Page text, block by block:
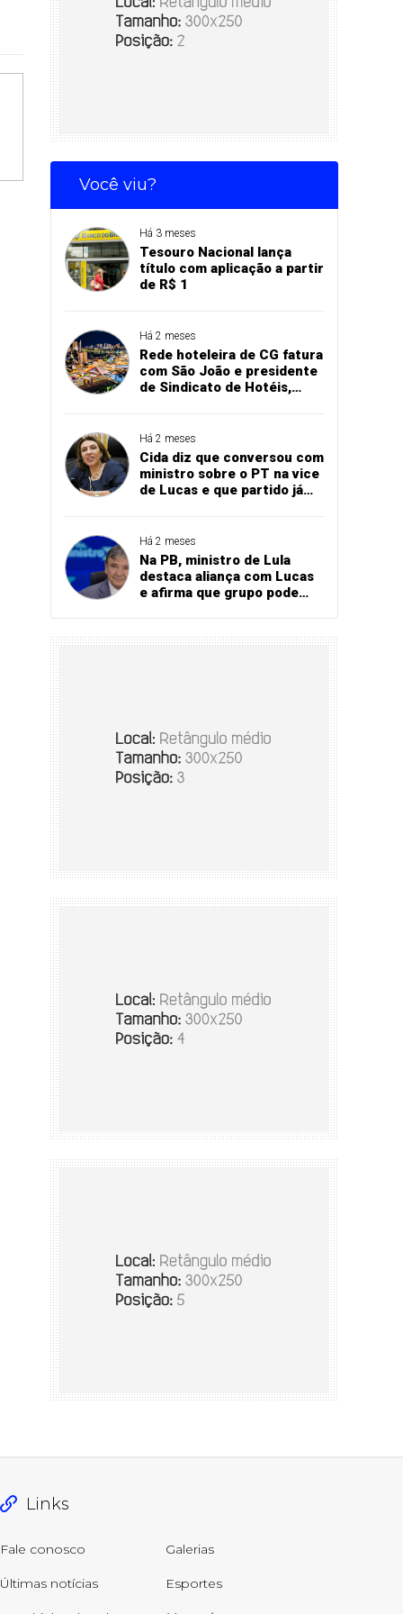
Você viu?
Há 3 meses
Tesouro Nacional lança
título com aplicação a partir
de R$ 1
Há 2 meses
Rede hoteleira de CG fatura
com São João e presidente
de Sindicato de Hotéis,
Há 2 meses
Cida diz que conversou com
ministro sobre o PT na vice
de Lucas e que partido já
Há 2 meses
Na PB, ministro de Lula
destaca aliança com Lucas
e afirma que grupo pode
Links
Fale conosco Galerias
Últimas notícias Esportes